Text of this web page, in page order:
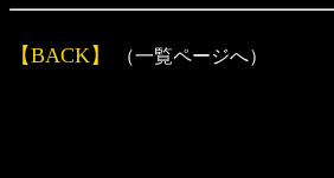
【BACK】 （一覧ページへ）